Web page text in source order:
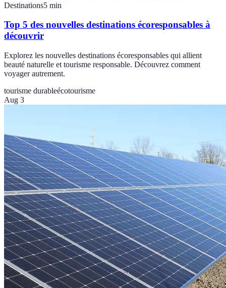
Destinations5 min
Top 5 des nouvelles destinations écoresponsables à
découvrir
Explorez les nouvelles destinations écoresponsables qui allient
beauté naturelle et tourisme responsable. Découvrez comment
voyager autrement.
tourisme durableécotourisme
Aug 3